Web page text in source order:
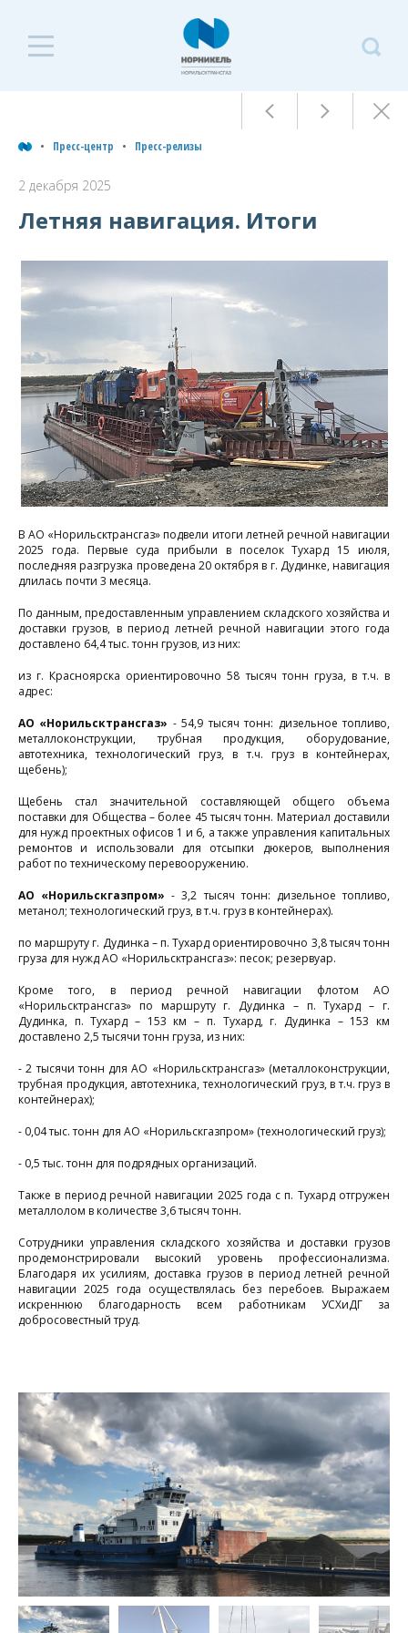
Лента событий
Пресс-релизы
Архив
Контакты
Пресс-центр Пресс-релизы
2 декабря 2025
Летняя навигация. Итоги
В АО «Норильсктрансгаз» подвели итоги летней речной навигации
2025 года. Первые суда прибыли в поселок Тухард 15 июля,
последняя разгрузка проведена 20 октября в г. Дудинке, навигация
длилась почти 3 месяца.
По данным, предоставленным управлением складского хозяйства и
доставки грузов, в период летней речной навигации этого года
доставлено 64,4 тыс. тонн грузов, из них:
из г. Красноярска ориентировочно 58 тысяч тонн груза, в т.ч. в
адрес:
АО «Норильсктрансгаз» - 54,9 тысяч тонн: дизельное топливо,
металлоконструкции, трубная продукция, оборудование,
автотехника, технологический груз, в т.ч. груз в контейнерах,
щебень);
Щебень стал значительной составляющей общего объема
поставки для Общества – более 45 тысяч тонн. Материал доставили
для нужд проектных офисов 1 и 6, а также управления капитальных
ремонтов и использовали для отсыпки дюкеров, выполнения
работ по техническому перевооружению.
АО «Норильскгазпром» - 3,2 тысяч тонн: дизельное топливо,
метанол; технологический груз, в т.ч. груз в контейнерах).
по маршруту г. Дудинка – п. Тухард ориентировочно 3,8 тысяч тонн
груза для нужд АО «Норильсктрансгаз»: песок; резервуар.
Кроме того, в период речной навигации флотом АО
«Норильсктрансгаз» по маршруту г. Дудинка – п. Тухард – г.
Дудинка, п. Тухард – 153 км – п. Тухард, г. Дудинка – 153 км
доставлено 2,5 тысячи тонн груза, из них:
- 2 тысячи тонн для АО «Норильсктрансгаз» (металлоконструкции,
трубная продукция, автотехника, технологический груз, в т.ч. груз в
контейнерах);
- 0,04 тыс. тонн для АО «Норильскгазпром» (технологический груз);
- 0,5 тыс. тонн для подрядных организаций.
Также в период речной навигации 2025 года с п. Тухард отгружен
металлолом в количестве 3,6 тысяч тонн.
Сотрудники управления складского хозяйства и доставки грузов
продемонстрировали высокий уровень профессионализма.
Благодаря их усилиям, доставка грузов в период летней речной
навигации 2025 года осуществлялась без перебоев. Выражаем
искреннюю благодарность всем работникам УСХиДГ за
добросовестный труд.